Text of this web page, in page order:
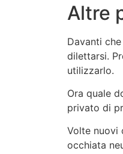
Altre
Davanti
dilettarsi.
utilizzarlo.
Ora quale
privato di
Volte nuovi
occhiata